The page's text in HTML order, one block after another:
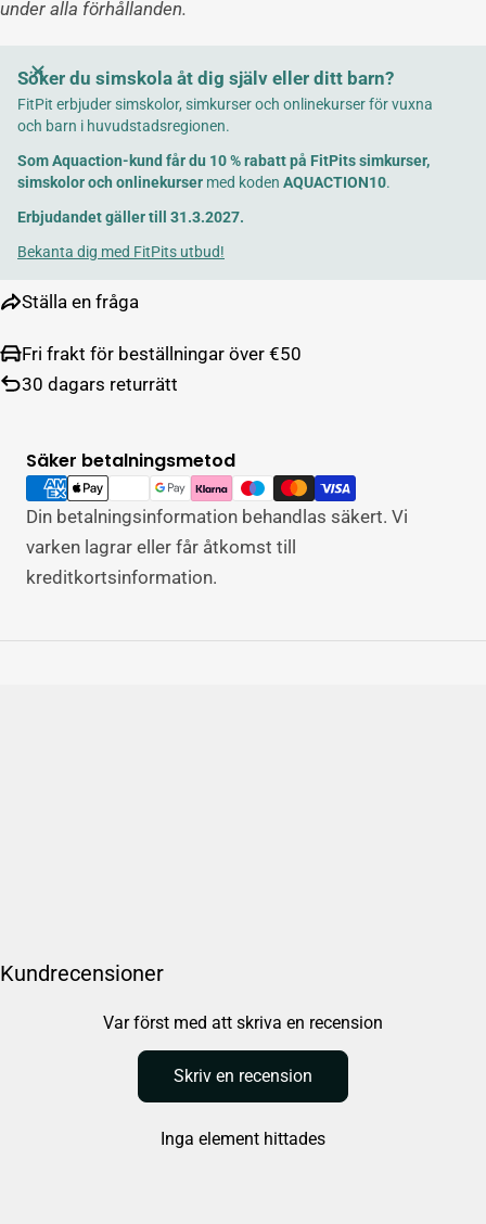
under alla förhållanden.
Söker du simskola åt dig själv eller ditt barn?
FitPit erbjuder simskolor, simkurser och onlinekurser för vuxna
och barn i huvudstadsregionen.
Som Aquaction-kund får du 10 % rabatt på FitPits simkurser,
simskolor och onlinekurser med koden AQUACTION10.
Erbjudandet gäller till 31.3.2027.
Bekanta dig med FitPits utbud!
Ställa en fråga
Fri frakt för beställningar över €50
30 dagars returrätt
Säker betalningsmetod
Betalningsalternativ
Din betalningsinformation behandlas säkert. Vi
varken lagrar eller får åtkomst till
kreditkortsinformation.
Kundrecensioner
Var först med att skriva en recension
Skriv en recension
Inga element hittades